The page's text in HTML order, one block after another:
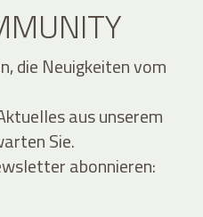
die Neuigkeiten vom
aus unserem
Sie.
abonnieren: